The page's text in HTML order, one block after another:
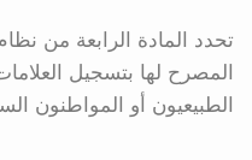
تحدد المادة الرابعة من
الطبيعيون أو المواطنون